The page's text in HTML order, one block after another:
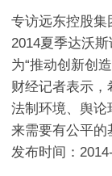
专访远东控股集
2014夏季达沃
为“推动创新创
财经记者表示
法制环境、舆
来需要有公平的
发布时间：